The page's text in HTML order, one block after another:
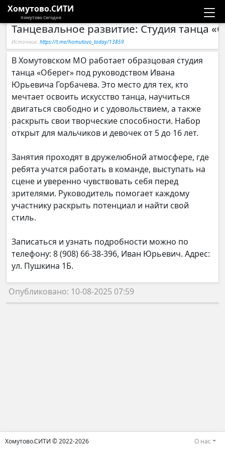
Хомутово.СИТИ
Хомутово Сегодня
Новости
Расписание автобусов
Галерея
Компании
Танцевальное развитие: Студия танца
Источник: https://t.me/homutovo_today/13859
В Хомутовском МО работает образцовая студия
танца «Оберег» под руководством Ивана
Юрьевича Горбачева. Это место для тех, кто
мечтает освоить искусство танца, научиться
двигаться свободно и с удовольствием, а также
раскрыть свои творческие способности. Набор
открыт для мальчиков и девочек от 5 до 16 лет.
Занятия проходят в дружелюбной атмосфере, где
ребята учатся работать в команде, выступать на
сцене и уверенно чувствовать себя перед
зрителями. Руководитель помогает каждому
участнику раскрыть потенциал и найти свой
стиль.
Записаться и узнать подробности можно по
телефону: 8 (908) 66-38-396, Иван Юрьевич. Адрес:
ул. Пушкина 1Б.
Опубликовано: 10-08-2025 07:59
Хомутово.СИТИ © 2022-2026 О нас